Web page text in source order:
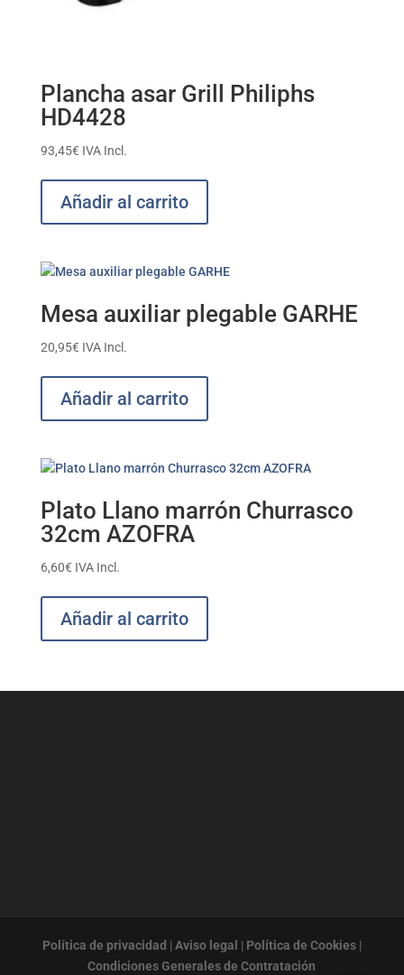
Plancha asar Grill Philiphs
HD4428
93,45€ IVA Incl.
Añadir al carrito
Mesa auxiliar plegable GARHE
20,95€ IVA Incl.
Añadir al carrito
Plato Llano marrón Churrasco
32cm AZOFRA
6,60€ IVA Incl.
Añadir al carrito
Política de privacidad | Aviso legal | Política de Cookies|
Condiciones Generales de Contratación